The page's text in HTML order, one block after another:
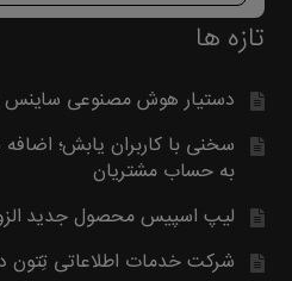
تازه ها
دستیار هوش مصنوعی ساینس
سخنی با کاربران یابش؛
به حساب مشتریان
لیپ اسپیس محصول جدید
شرکت خدمات اطلاعاتی تِتون